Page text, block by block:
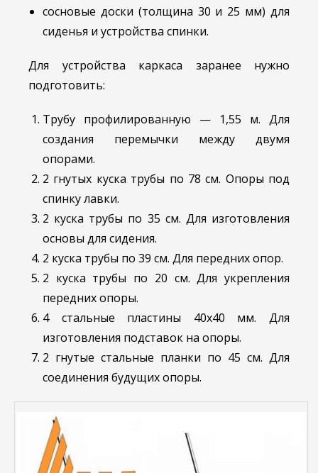
сосновые доски (толщина 30 и 25 мм) для
сиденья и устройства спинки.
Для устройства каркаса заранее нужно
подготовить:
Трубу профилированную — 1,55 м. Для
создания перемычки между двумя
опорами.
2 гнутых куска трубы по 78 см. Опоры под
спинку лавки.
2 куска трубы по 35 см. Для изготовления
основы для сидения.
2 куска трубы по 39 см. Для передних опор.
2 куска трубы по 20 см. Для укрепления
передних опоры.
4 стальные пластины 40х40 мм. Для
изготовления подставок на опоры.
2 гнутые стальные планки по 45 см. Для
соединения будущих опоры.